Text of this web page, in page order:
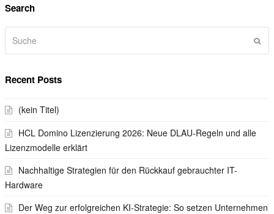
Search
Recent Posts
(kein Titel)
HCL Domino Lizenzierung 2026: Neue DLAU-Regeln und alle
Lizenzmodelle erklärt
Nachhaltige Strategien für den Rückkauf gebrauchter IT-
Hardware
Der Weg zur erfolgreichen KI-Strategie: So setzen Unternehmen